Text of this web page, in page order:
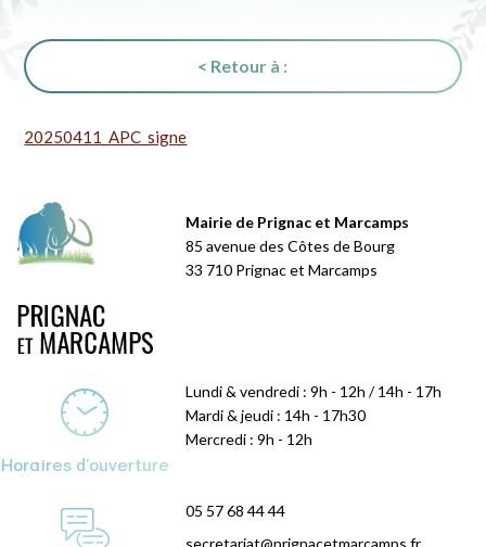
< Retour à :
20250411_APC_signe
Mairie de Prignac et Marcamps
85 avenue des Côtes de Bourg
33 710 Prignac et Marcamps
Horaires d'ouverture
Lundi & vendredi : 9h - 12h / 14h - 17h
Mardi & jeudi : 14h - 17h30
Mercredi : 9h - 12h
05 57 68 44 44